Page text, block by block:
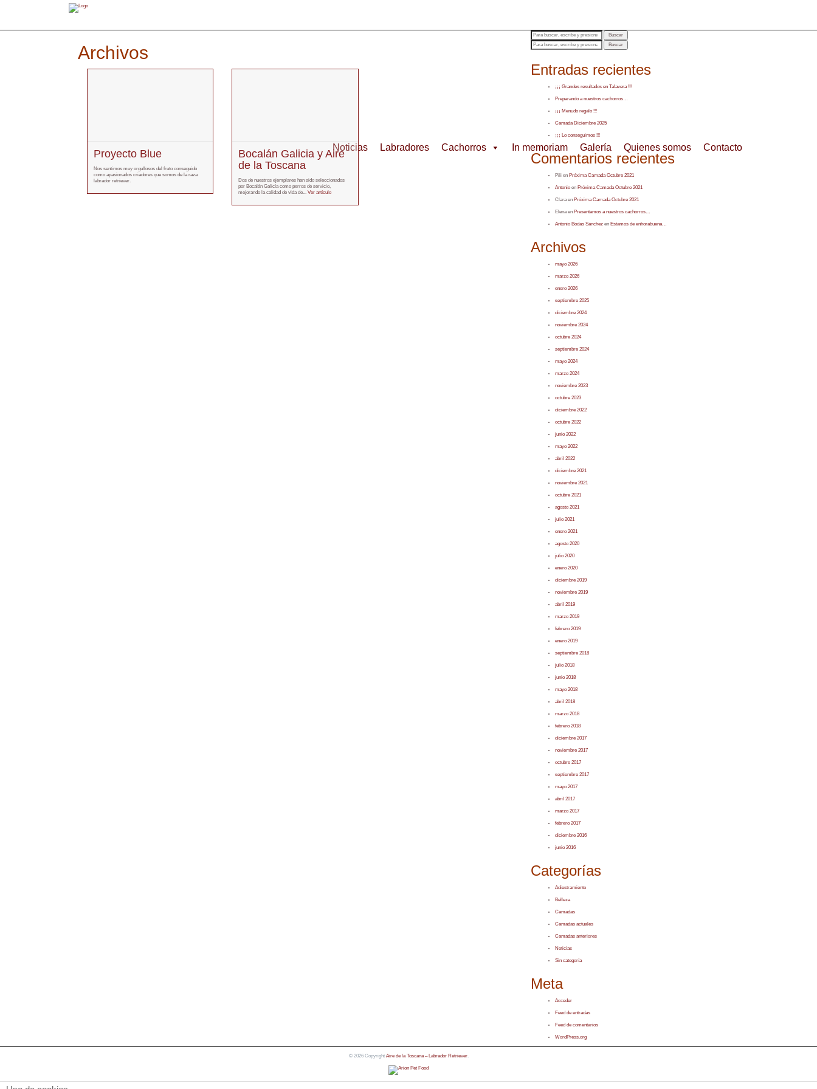
Noticias Labradores Cachorros In memoriam Galería Quienes somos Contacto
Archivos
Proyecto Blue
Nos sentimos muy orgullosos del fruto conseguido
como apasionados criadores que somos de la raza
labrador retriever.
Bocalán Galicia y Aire
de la Toscana
Dos de nuestros ejemplares han sido seleccionados
por Bocalán Galicía como perros de servicio,
mejorando la calidad de vida de...Ver artículo
Buscar
Buscar
Entradas recientes
¡¡¡ Grandes resultados en Talavera !!!
Preparando a nuestros cachorros…
¡¡¡ Menudo regalo !!!
Camada Diciembre 2025
¡¡¡ Lo conseguimos !!!
Comentarios recientes
Pili en Próxima Camada Octubre 2021
Antonio en Próxima Camada Octubre 2021
Claraen Próxima Camada Octubre 2021
Elenaen Presentamos a nuestros cachorros…
Antonio Bodas Sánchez en Estamos de enhorabuena…
Archivos
mayo 2026
marzo 2026
enero 2026
septiembre 2025
diciembre 2024
noviembre 2024
octubre 2024
septiembre 2024
mayo 2024
marzo 2024
noviembre 2023
octubre 2023
diciembre 2022
octubre 2022
junio 2022
mayo 2022
abril 2022
diciembre 2021
noviembre 2021
octubre 2021
agosto 2021
julio 2021
enero 2021
agosto 2020
julio 2020
enero 2020
diciembre 2019
noviembre 2019
abril 2019
marzo 2019
febrero 2019
enero 2019
septiembre 2018
julio 2018
junio 2018
mayo 2018
abril 2018
marzo 2018
febrero 2018
diciembre 2017
noviembre 2017
octubre 2017
septiembre 2017
mayo 2017
abril 2017
marzo 2017
febrero 2017
diciembre 2016
junio 2016
Categorías
Adiestramiento
Belleza
Camadas
Camadas actuales
Camadas anteriores
Noticias
Sin categoría
Meta
Acceder
Feed de entradas
Feed de comentarios
WordPress.org
© 2026 Copyright Aire de la Toscana – Labrador Retriever.